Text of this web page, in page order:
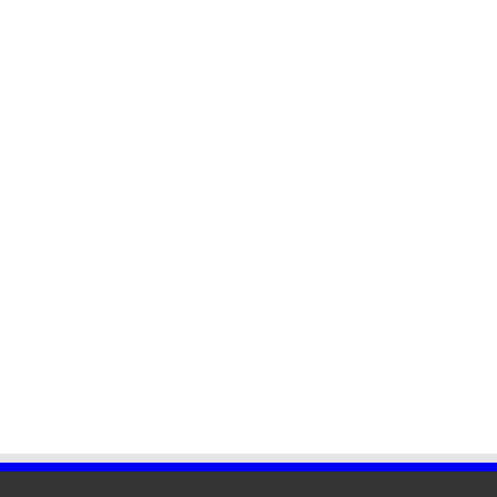
оны 7 сар 20 / 9 цаг 09 минут